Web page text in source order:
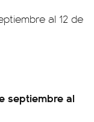
al 12 de
septiembre al